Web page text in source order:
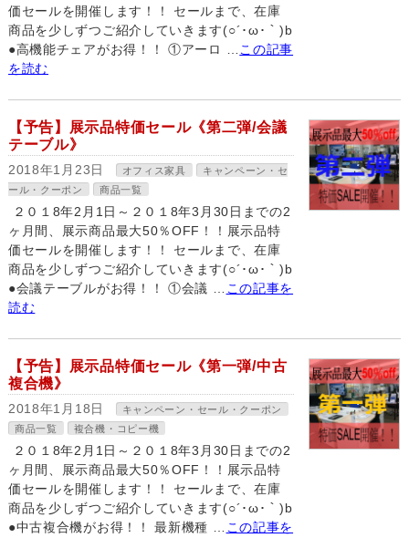
価セールを開催します！！ セールまで、在庫
商品を少しずつご紹介していきます(○´･ω･｀)b
●高機能チェアがお得！！ ①アーロ …
この記事
を読む
【予告】展示品特価セール《第二弾/会議
テーブル》
2018年1月23日 オフィス家具
キャンペーン・セ
ール・クーポン
商品一覧
２０１8年2月1日～２０１8年3月30日までの2
ヶ月間、展示商品最大50％OFF！！展示品特
価セールを開催します！！ セールまで、在庫
商品を少しずつご紹介していきます(○´･ω･｀)b
●会議テーブルがお得！！ ①会議 …
この記事を
読む
【予告】展示品特価セール《第一弾/中古
複合機》
2018年1月18日
キャンペーン・セール・クーポン
商品一覧
複合機・コピー機
２０１8年2月1日～２０１8年3月30日までの2
ヶ月間、展示商品最大50％OFF！！展示品特
価セールを開催します！！ セールまで、在庫
商品を少しずつご紹介していきます(○´･ω･｀)b
●中古複合機がお得！！ 最新機種 …
この記事を